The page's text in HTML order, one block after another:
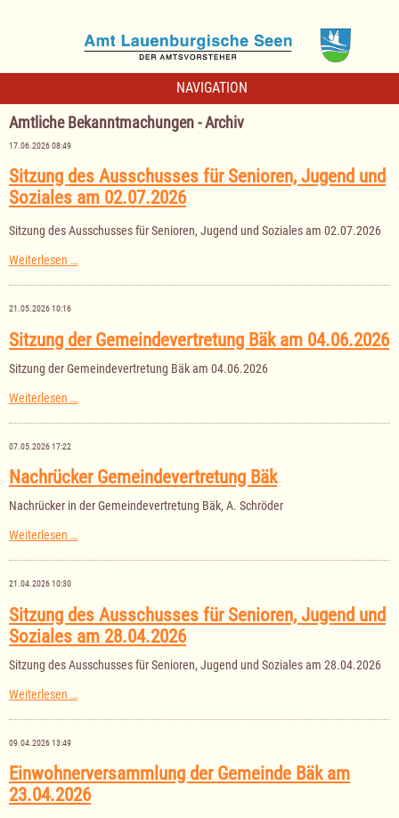
NAVIGATION
Amtliche Bekanntmachungen - Archiv
17.06.2026 08:49
Sitzung des Ausschusses für Senioren, Jugend und
Soziales am 02.07.2026
Sitzung des Ausschusses für Senioren, Jugend und Soziales am 02.07.2026
Weiterlesen …Sitzung
Ausschusses
Jugend
und
am
21.05.2026 10:16
Sitzung der Gemeindevertretung Bäk am 04.06.2026
Sitzung der Gemeindevertretung Bäk am 04.06.2026
Weiterlesen …
Gemeindevertretung
04.06.2026
07.05.2026 17:22
Nachrücker Gemeindevertretung Bäk
Nachrücker in der Gemeindevertretung Bäk, A. Schröder
Weiterlesen …Nachrücker
Bäk
21.04.2026 10:30
Sitzung des Ausschusses für Senioren, Jugend und
Soziales am 28.04.2026
Sitzung des Ausschusses für Senioren, Jugend und Soziales am 28.04.2026
Weiterlesen …
Ausschusses
und
Soziales
am
09.04.2026 13:49
Einwohnerversammlung der Gemeinde Bäk am
23.04.2026